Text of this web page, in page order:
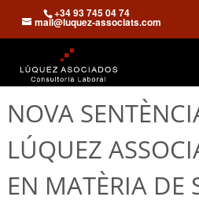
+34 93 745 04 74
mail@luquez-associats.com
NOVA
LÚQUEZ
EN MATÈRIA DE